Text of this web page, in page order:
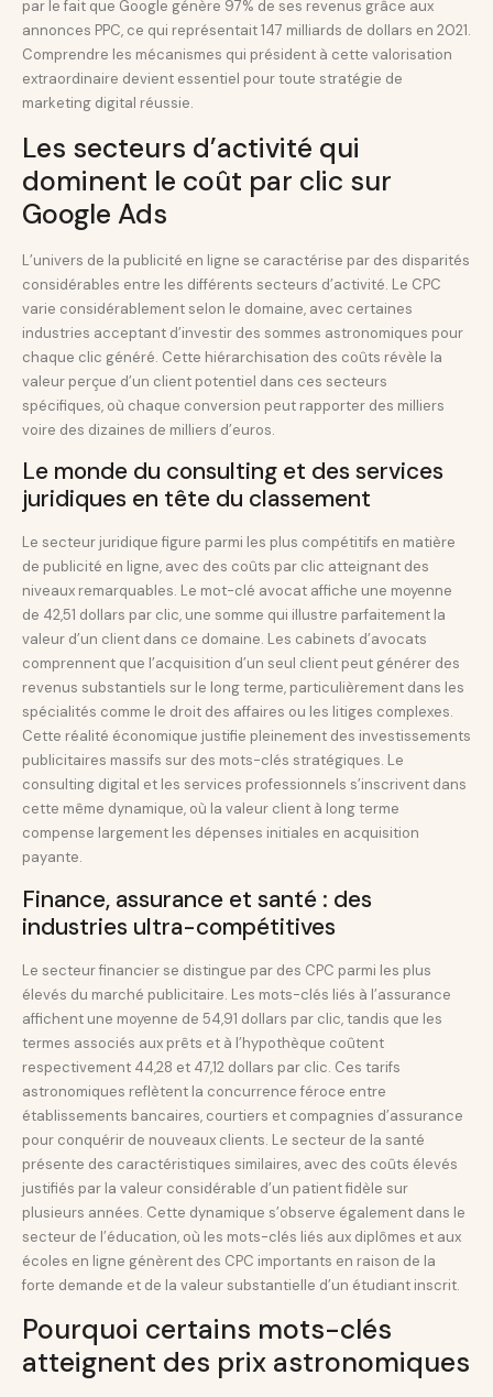
par le fait que Google génère 97% de ses revenus grâce aux
annonces PPC, ce qui représentait 147 milliards de dollars en 2021.
Comprendre les mécanismes qui président à cette valorisation
extraordinaire devient essentiel pour toute stratégie de
marketing digital réussie.
Les secteurs d’activité qui
dominent le coût par clic sur
Google Ads
L’univers de la publicité en ligne se caractérise par des disparités
considérables entre les différents secteurs d’activité. Le CPC
varie considérablement selon le domaine, avec certaines
industries acceptant d’investir des sommes astronomiques pour
chaque clic généré. Cette hiérarchisation des coûts révèle la
valeur perçue d’un client potentiel dans ces secteurs
spécifiques, où chaque conversion peut rapporter des milliers
voire des dizaines de milliers d’euros.
Le monde du consulting et des services
juridiques en tête du classement
Le secteur juridique figure parmi les plus compétitifs en matière
de publicité en ligne, avec des coûts par clic atteignant des
niveaux remarquables. Le mot-clé avocat affiche une moyenne
de 42,51 dollars par clic, une somme qui illustre parfaitement la
valeur d’un client dans ce domaine. Les cabinets d’avocats
comprennent que l’acquisition d’un seul client peut générer des
revenus substantiels sur le long terme, particulièrement dans les
spécialités comme le droit des affaires ou les litiges complexes.
Cette réalité économique justifie pleinement des investissements
publicitaires massifs sur des mots-clés stratégiques. Le
consulting digital et les services professionnels s’inscrivent dans
cette même dynamique, où la valeur client à long terme
compense largement les dépenses initiales en acquisition
payante.
Finance, assurance et santé : des
industries ultra-compétitives
Le secteur financier se distingue par des CPC parmi les plus
élevés du marché publicitaire. Les mots-clés liés à l’assurance
affichent une moyenne de 54,91 dollars par clic, tandis que les
termes associés aux prêts et à l’hypothèque coûtent
respectivement 44,28 et 47,12 dollars par clic. Ces tarifs
astronomiques reflètent la concurrence féroce entre
établissements bancaires, courtiers et compagnies d’assurance
pour conquérir de nouveaux clients. Le secteur de la santé
présente des caractéristiques similaires, avec des coûts élevés
justifiés par la valeur considérable d’un patient fidèle sur
plusieurs années. Cette dynamique s’observe également dans le
secteur de l’éducation, où les mots-clés liés aux diplômes et aux
écoles en ligne génèrent des CPC importants en raison de la
forte demande et de la valeur substantielle d’un étudiant inscrit.
Pourquoi certains mots-clés
atteignent des prix astronomiques